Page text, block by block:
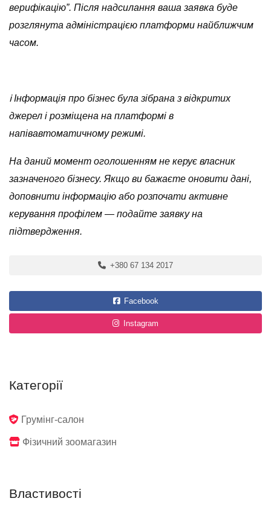
верифікацію”. Після надсилання ваша заявка буде
розглянута адміністрацією платформи найближчим
часом.
ℹ️ Інформація про бізнес була зібрана з відкритих
джерел і розміщена на платформі в
напівавтоматичному режимі.
На даний момент оголошенням не керує власник
зазначеного бізнесу. Якщо ви бажаєте оновити дані,
доповнити інформацію або розпочати активне
керування профілем — подайте заявку на
підтвердження.
+380 67 134 2017
Facebook
Instagram
Категорії
Грумінг-салон
Фізичний зоомагазин
Властивості